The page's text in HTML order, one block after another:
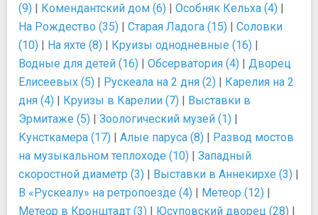
(9) | Комендантский дом (6) | Особняк Кельха (4) |
На Рождество (35) | Старая Ладога (15) | Соловки
(10) | На яхте (8) | Круизы однодневные (16) |
Водные для детей (16) | Обсерватория (4) | Дворец
Елисеевых (5) | Рускеала на 2 дня (2) | Карелия на 2
дня (4) | Круизы в Карелии (7) | Выставки в
Эрмитаже (5) | Зоологический музей (1) |
Кунсткамера (17) | Алые паруса (8) | Развод мостов
на музыкальном теплоходе (10) | Западный
скоростной диаметр (3) | Выставки в Аннекирхе (3) |
В «Рускеалу» на ретропоезде (4) | Метеор (12) |
Метеор в Кронштадт (3) | Юсуповский дворец (28) |